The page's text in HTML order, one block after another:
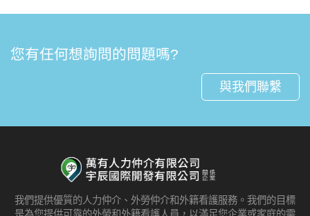
您有任何想詢問的問題嗎?
與我們聯繫
我們提供優質的人力仲介、外勞仲介和外籍看護服務。我們的目標